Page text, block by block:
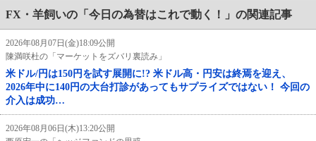
FX・羊飼いの「今日の為替はこれで動く！」の関連記事
2026年08月07日(金)18:09公開
陳満咲杜の「マーケットをズバリ裏読み」
米ドル/円は150円を試す展開に!? 米ドル高・円安は終焉を迎え、
2026年中に140円の大台打診があってもサプライズではない！ 今回の
介入は成功…
2026年08月06日(木)13:20公開